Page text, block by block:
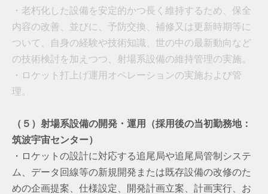
・老朽化した設備を安定的かつ長く維持するため、保全
内容の改善、並びに、予防交換、補修又は更新時期等に
ついて、自身の経験や技術知識、世の中の最新動向など
の技術検討を加えつつ、射場系設備の維持管理の実施。
・ロケット打上げ運用オペレーションの実施および管
理。
（５）射場系設備の開発・運用（採用後の当初勤務地：
筑波宇宙センター）
・ロケットの設計に対応する追尾局や追尾局管制システ
ム、データ回線等の新規開発または既存設備の改修のた
めの企画提案、仕様設定、開発計画立案、計画実行、お